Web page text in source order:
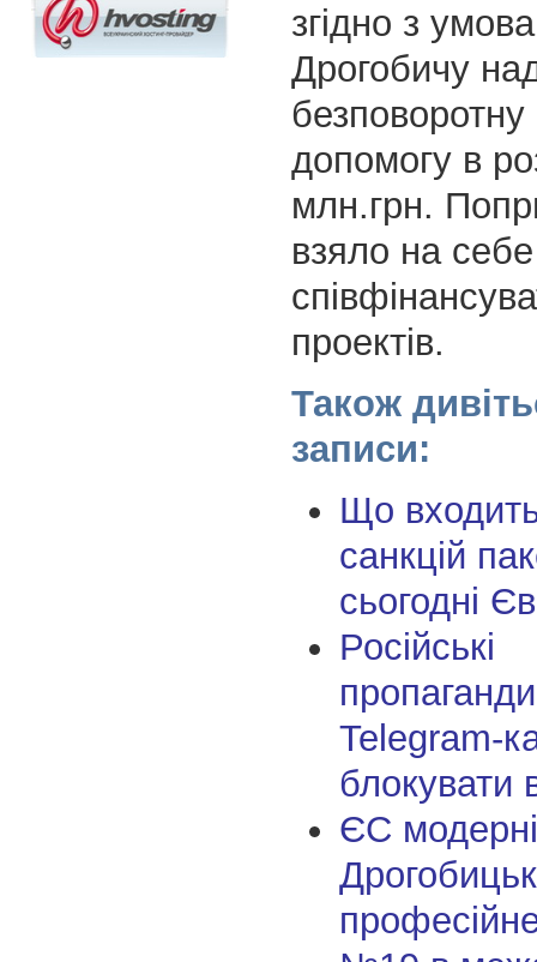
згідно з
Дрогобичу
допомогу в
млн.грн.
взяло на
проектів.
Також
записи:
Що
санкцій
сьогодні
Російські
Telegram-
блокувати
ЄС